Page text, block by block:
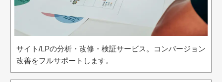
サイト/LPの分析・改修・検証サービス。コンバージョン
改善をフルサポートします。